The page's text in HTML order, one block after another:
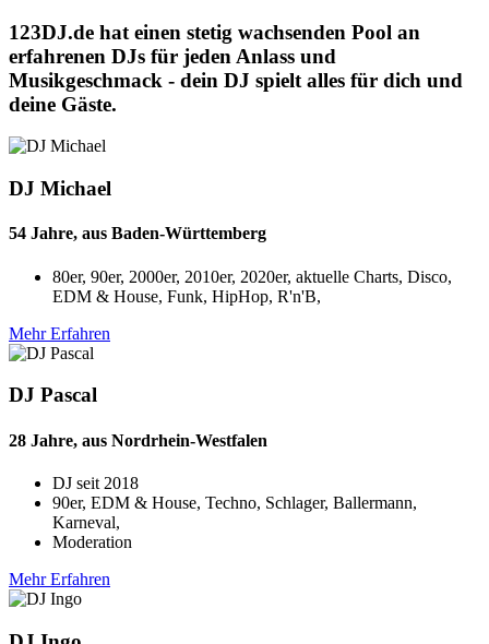
123DJ.de hat einen stetig wachsenden Pool an
erfahrenen DJs für jeden Anlass und
Musikgeschmack - dein DJ spielt alles für dich und
deine Gäste.
DJ Michael
54 Jahre, aus Baden-Württemberg
80er, 90er, 2000er, 2010er, 2020er, aktuelle Charts, Disco,
EDM & House, Funk, HipHop, R'n'B,
Mehr Erfahren
DJ Pascal
28 Jahre, aus Nordrhein-Westfalen
DJ seit 2018
90er, EDM & House, Techno, Schlager, Ballermann,
Karneval,
Moderation
Mehr Erfahren